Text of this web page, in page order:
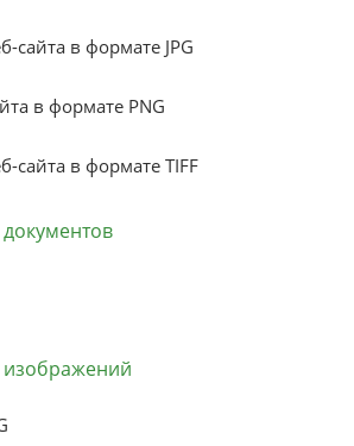
сайта в формате JPG
в формате PNG
сайта в формате TIFF